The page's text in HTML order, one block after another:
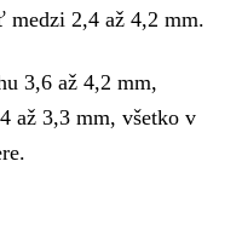
medzi 2,4 až 4,2 mm.
3,6 až 4,2 mm,
až 3,3 mm, všetko v